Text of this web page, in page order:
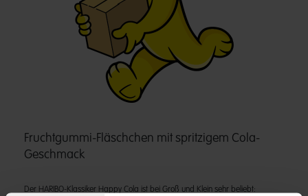
Fruchtgummi-Fläschchen mit spritzigem Cola-
Geschmack
Der HARIBO-Klassiker Happy Cola ist bei Groß und Klein sehr beliebt: